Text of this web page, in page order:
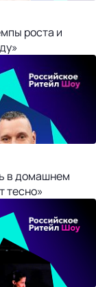
роста и
в домашнем
тесно»